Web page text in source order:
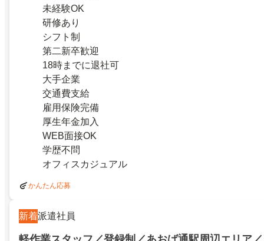
未経験OK
研修あり
シフト制
第二新卒歓迎
18時までに退社可
大手企業
交通費支給
雇用保険完備
厚生年金加入
WEB面接OK
学歴不問
オフィスカジュアル
かんたん応募
新着派遣社員